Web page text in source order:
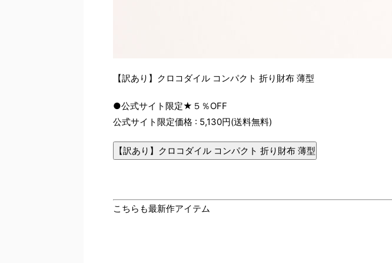
【訳あり】クロコダイル コンパクト 折り財布 薄型
●公式サイト限定★５％OFF
公式サイト限定価格 : 5,130円(送料無料)
【訳あり】クロコダイル コンパクト 折り財布 薄型
こちらも最新作アイテム